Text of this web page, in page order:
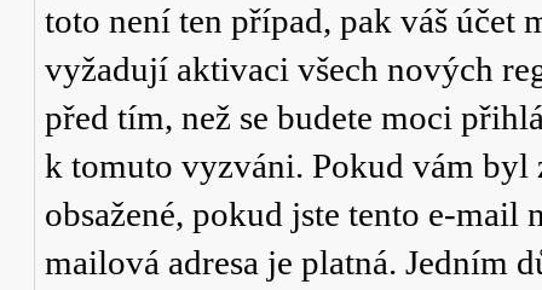
toto není ten případ, pak váš účet
vyžadují aktivaci všech nových
před tím, než se budete moci
k tomuto vyzváni. Pokud vám byl
obsažené, pokud jste tento e-mail
mailová adresa je platná. Jedním